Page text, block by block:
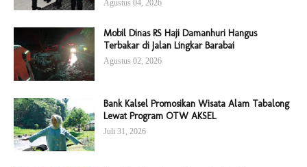
Agustus 04, 2026
Mobil Dinas RS Haji Damanhuri Hangus
Terbakar di Jalan Lingkar Barabai
Agustus 02, 2026
Bank Kalsel Promosikan Wisata Alam Tabalong
Lewat Program OTW AKSEL
Juli 31, 2026